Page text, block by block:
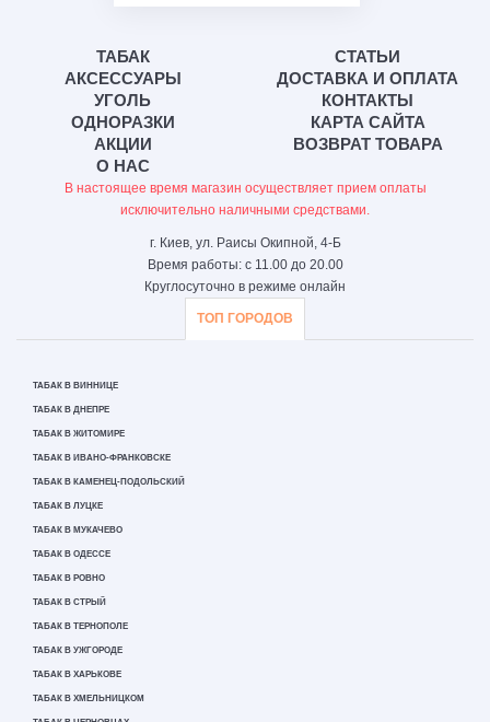
ТАБАК
АКСЕССУАРЫ
УГОЛЬ
ОДНОРАЗКИ
АКЦИИ
О НАС
СТАТЬИ
ДОСТАВКА И ОПЛАТА
КОНТАКТЫ
КАРТА САЙТА
ВОЗВРАТ ТОВАРА
В настоящее время магазин осуществляет прием оплаты
исключительно наличными средствами.
г. Киев, ул. Раисы Окипной, 4-Б
Время работы: с 11.00 до 20.00
Круглосуточно в режиме онлайн
ТОП ГОРОДОВ
ТАБАК В ВИННИЦЕ
ТАБАК В ДНЕПРЕ
ТАБАК В ЖИТОМИРЕ
ТАБАК В ИВАНО-ФРАНКОВСКЕ
ТАБАК В КАМЕНЕЦ-ПОДОЛЬСКИЙ
ТАБАК В ЛУЦКЕ
ТАБАК В МУКАЧЕВО
ТАБАК В ОДЕССЕ
ТАБАК В РОВНО
ТАБАК В СТРЫЙ
ТАБАК В ТЕРНОПОЛЕ
ТАБАК В УЖГОРОДЕ
ТАБАК В ХАРЬКОВЕ
ТАБАК В ХМЕЛЬНИЦКОМ